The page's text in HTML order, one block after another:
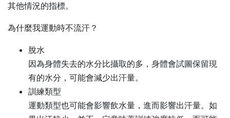
其他情況的指標。
為什麼我運動時不流汗？
脫水
因為身體失去的水分比攝取的多，身體會試圖保留現
有的水分，可能會減少出汗量。
訓練類型
運動類型也可能會影響飲水量，進而影響出汗量。如